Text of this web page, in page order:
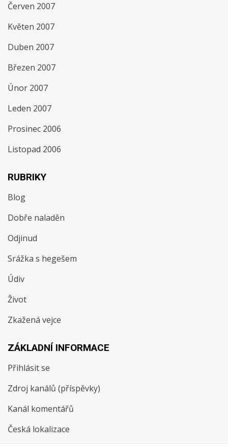
Červen 2007
Květen 2007
Duben 2007
Březen 2007
Únor 2007
Leden 2007
Prosinec 2006
Listopad 2006
RUBRIKY
Blog
Dobře naladěn
Odjinud
Srážka s hegešem
Údiv
Život
Zkažená vejce
ZÁKLADNÍ INFORMACE
Přihlásit se
Zdroj kanálů (příspěvky)
Kanál komentářů
Česká lokalizace